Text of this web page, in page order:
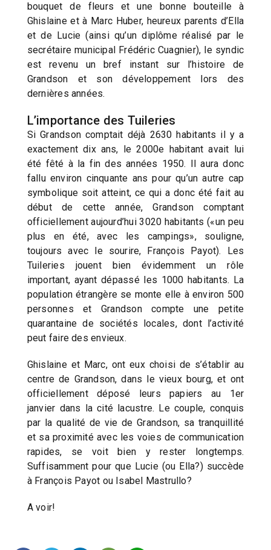
bouquet de fleurs et une bonne bouteille à
Ghislaine et à Marc Huber, heureux parents d’Ella
et de Lucie (ainsi qu’un diplôme réalisé par le
secrétaire municipal Frédéric Cuagnier), le syndic
est revenu un bref instant sur l’histoire de
Grandson et son développement lors des
dernières années.
L’importance des Tuileries
Si Grandson comptait déjà 2630 habitants il y a
exactement dix ans, le 2000e habitant avait lui
été fêté à la fin des années 1950. Il aura donc
fallu environ cinquante ans pour qu’un autre cap
symbolique soit atteint, ce qui a donc été fait au
début de cette année, Grandson comptant
officiellement aujourd’hui 3020 habitants («un peu
plus en été, avec les campings», souligne,
toujours avec le sourire, François Payot). Les
Tuileries jouent bien évidemment un rôle
important, ayant dépassé les 1000 habitants. La
population étrangère se monte elle à environ 500
personnes et Grandson compte une petite
quarantaine de sociétés locales, dont l’activité
peut faire des envieux.
Ghislaine et Marc, ont eux choisi de s’établir au
centre de Grandson, dans le vieux bourg, et ont
officiellement déposé leurs papiers au 1er
janvier dans la cité lacustre. Le couple, conquis
par la qualité de vie de Grandson, sa tranquillité
et sa proximité avec les voies de communication
rapides, se voit bien y rester longtemps.
Suffisamment pour que Lucie (ou Ella?) succède
à François Payot ou Isabel Mastrullo?
A voir!